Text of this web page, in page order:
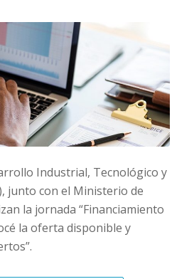
Industrial, Tecnológico y
junto con el Ministerio de
la jornada “Financiamiento
la oferta disponible y